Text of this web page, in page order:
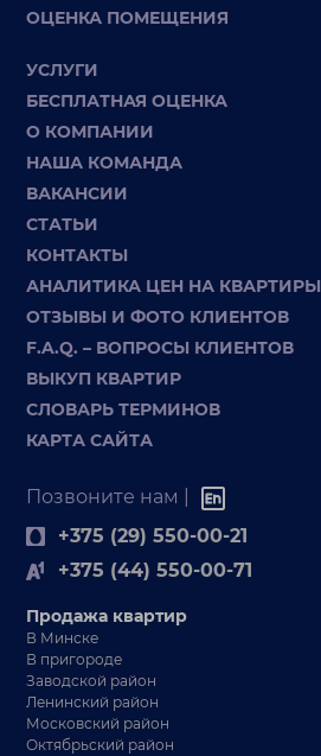
ОЦЕНКА ПОМЕЩЕНИЯ
УСЛУГИ
БЕСПЛАТНАЯ ОЦЕНКА
О КОМПАНИИ
НАША КОМАНДА
ВАКАНСИИ
СТАТЬИ
КОНТАКТЫ
АНАЛИТИКА ЦЕН НА КВАРТИРЫ
ОТЗЫВЫ И ФОТО КЛИЕНТОВ
F.A.Q. – ВОПРОСЫ КЛИЕНТОВ
ВЫКУП КВАРТИР
СЛОВАРЬ ТЕРМИНОВ
КАРТА САЙТА
Позвоните нам |
+375 (29) 550-00-21
+375 (44) 550-00-71
Продажа квартир
В Минске
В пригороде
Заводской район
Ленинский район
Московский район
Октябрьский район